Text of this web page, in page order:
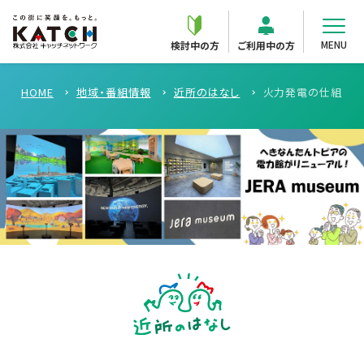
検討中の方 ご利用中の方 MENU
HOME 地域・番組情報 近所のはなし 火力発電の仕組みを